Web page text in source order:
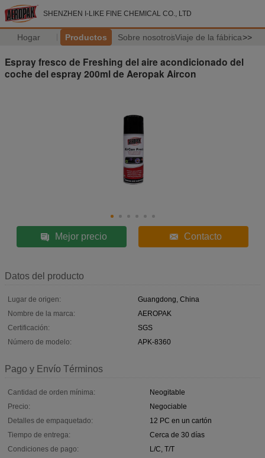
SHENZHEN I-LIKE FINE CHEMICAL CO., LTD
Hogar Productos Sobre nosotrosViaje de la fábrica>>
Espray fresco de Freshing del aire acondicionado del
coche del espray 200ml de Aeropak Aircon
Mejor precio Contacto
Datos del producto
Lugar de origen:
Guangdong, China
Nombre de la marca:
AEROPAK
Certificación:
SGS
Número de modelo:
APK-8360
Pago y Envío Términos
Cantidad de orden mínima:
Neogitable
Precio:
Negociable
Detalles de empaquetado:
12 PC en un cartón
Tiempo de entrega:
Cerca de 30 días
Condiciones de pago:
L/C, T/T